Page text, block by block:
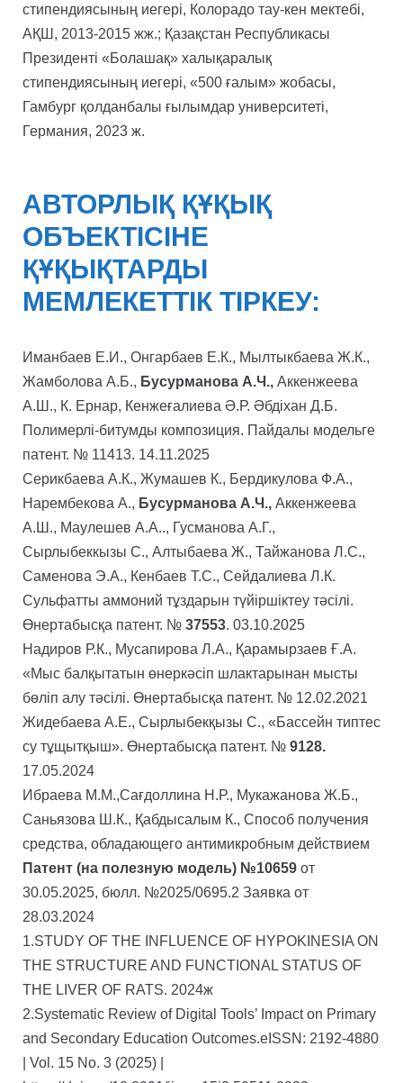
стипендиясының иегері, Колорадо тау-кен мектебі,
АҚШ, 2013-2015 жж.; Қазақстан Республикасы
Президенті «Болашақ» халықаралық
стипендиясының иегері, «500 ғалым» жобасы,
Гамбург қолданбалы ғылымдар университеті,
Германия, 2023 ж.
АВТОРЛЫҚ ҚҰҚЫҚ
ОБЪЕКТІСІНЕ
ҚҰҚЫҚТАРДЫ
МЕМЛЕКЕТТІК ТІРКЕУ:
Иманбаев Е.И., Онгарбаев Е.К., Мылтыкбаева Ж.К.,
Жамболова А.Б., Бусурманова А.Ч., Аккенжеева
А.Ш., К. Ернар, Кенжеғалиева Ә.Р. Әбдіхан Д.Б.
Полимерлі-битумды композиция. Пайдалы модельге
патент. № 11413. 14.11.2025
Серикбаева А.К., Жумашев К., Бердикулова Ф.А.,
Нарембекова А., Бусурманова А.Ч., Аккенжеева
А.Ш., Маулешев А.А.., Гусманова А.Г.,
Сырлыбеккызы С., Алтыбаева Ж., Тайжанова Л.С.,
Саменова Э.А., Кенбаев Т.С., Сейдалиева Л.К.
Сульфатты аммоний тұздарын түйіршіктеу тәсілі.
Өнертабысқа патент. № 37553. 03.10.2025
Надиров Р.К., Мусапирова Л.А., Қарамырзаев Ғ.А.
«Мыс балқытатын өнеркәсіп шлактарынан мысты
бөліп алу тәсілі. Өнертабысқа патент. № 12.02.2021
Жидебаева А.Е., Сырлыбекқызы С., «Бассейн типтес
су тұщытқыш». Өнертабысқа патент. № 9128.
17.05.2024
Ибраева М.М.,Сағдоллина Н.Р., Мукажанова Ж.Б.,
Саньязова Ш.К., Қабдысалым К., Способ получения
средства, обладающего антимикробным действием
Патент (на полезную модель) №10659 от
30.05.2025, бюлл. №2025/0695.2 Заявка от
28.03.2024
1.STUDY OF THE INFLUENCE OF HYPOKINESIA ON
THE STRUCTURE AND FUNCTIONAL STATUS OF
THE LIVER OF RATS. 2024ж
2.Systematic Review of Digital Tools’ Impact on Primary
and Secondary Education Outcomes.eISSN: 2192-4880
| Vol. 15 No. 3 (2025) |